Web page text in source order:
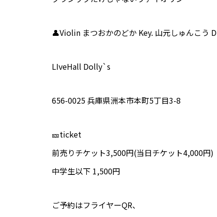
👤Violin まつおかのどか Key. 山元しゅんこう
LIveHall Dolly`s
656-0025 兵庫県洲本市本町5丁目3-8
🎫ticket
前売りチケット3,500円(当日チケット4,000円)
中学生以下 1,500円
ご予約はフライヤーQR、